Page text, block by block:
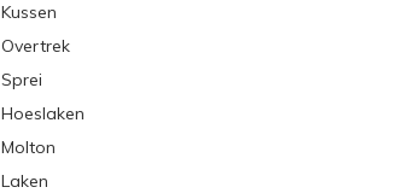
Kussen
Overtrek
Sprei
Hoeslaken
Molton
Laken